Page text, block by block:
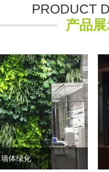
PRODUCT
产品
墙体绿化